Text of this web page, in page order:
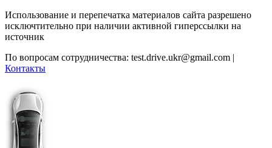
Использование и перепечатка материалов сайта разрешено
исключтительно при наличии активной гиперссылки на
источник
По вопросам сотрудничества: test.drive.ukr@gmail.com |
Контакты